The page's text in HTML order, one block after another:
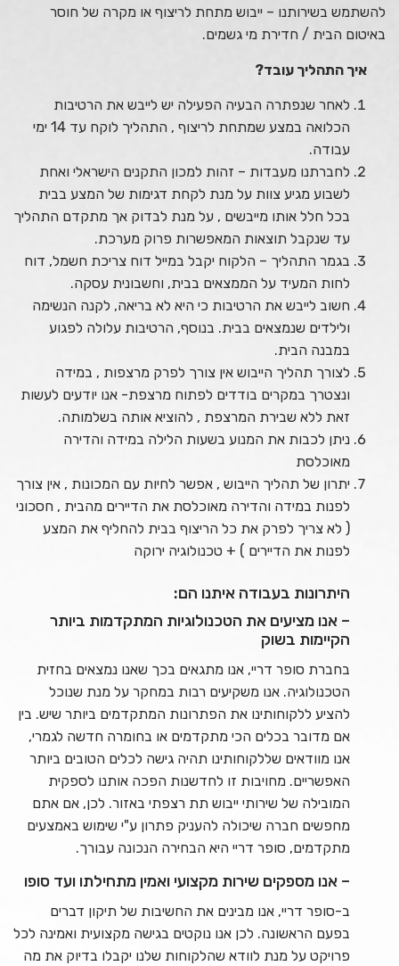
להשתמש בשירותנו – ייבוש מתחת לריצוף או מקרה של חוסר
באיטום הבית / חדירת מי גשמים.
איך התהליך עובד?
לאחר שנפתרה הבעיה הפעילה יש לייבש את הרטיבות
הכלואה במצע שמתחת לריצוף , התהליך לוקח עד 14 ימי
עבודה.
לחברתנו מעבדות – זהות למכון התקנים הישראלי ואחת
לשבוע מגיע צוות על מנת לקחת דגימות של המצע בבית
בכל חלל אותו מייבשים , על מנת לבדוק אך מתקדם התהליך
עד שנקבל תוצאות המאפשרות פרוק מערכת.
בגמר התהליך – הלקוח יקבל במייל דוח צריכת חשמל, דוח
לחות המעיד על הממצאים בבית, וחשבונית עסקה.
חשוב לייבש את הרטיבות כי היא לא בריאה, לקנה הנשימה
ולילדים שנמצאים בבית. בנוסף, הרטיבות עלולה לפגוע
במבנה הבית.
לצורך תהליך הייבוש אין צורך לפרק מרצפות , במידה
ונצטרך במקרים בודדים לפתוח מרצפת- אנו יודעים לעשות
זאת ללא שבירת המרצפת , להוציא אותה בשלמותה.
ניתן לכבות את המנוע בשעות הלילה במידה והדירה
מאוכלסת
יתרון של תהליך הייבוש , אפשר לחיות עם המכונות , אין צורך
לפנות במידה והדירה מאוכלסת את הדיירים מהבית , חסכוני
( לא צריך לפרק את כל הריצוף בבית להחליף את המצע
לפנות את הדיירים ) + טכנולוגיה ירוקה
היתרונות בעבודה איתנו הם:
– אנו מציעים את הטכנולוגיות המתקדמות ביותר
הקיימות בשוק
בחברת סופר דריי, אנו מתגאים בכך שאנו נמצאים בחזית
הטכנולוגיה. אנו משקיעים רבות במחקר על מנת שנוכל
להציע ללקוחותינו את הפתרונות המתקדמים ביותר שיש. בין
אם מדובר בכלים הכי מתקדמים או בחומרה חדשה לגמרי,
אנו מוודאים שללקוחותינו תהיה גישה לכלים הטובים ביותר
האפשריים. מחויבות זו לחדשנות הפכה אותנו לספקית
המובילה של שירותי ייבוש תת רצפתי באזור. לכן, אם אתם
מחפשים חברה שיכולה להעניק פתרון ע"י שימוש באמצעים
מתקדמים, סופר דריי היא הבחירה הנכונה עבורך.
– אנו מספקים שירות מקצועי ואמין מתחילתו ועד סופו
ב-סופר דריי, אנו מבינים את החשיבות של תיקון דברים
בפעם הראשונה. לכן אנו נוקטים בגישה מקצועית ואמינה לכל
פרויקט על מנת לוודא שהלקוחות שלנו יקבלו בדיוק את מה